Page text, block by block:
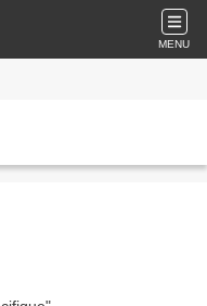
MENU